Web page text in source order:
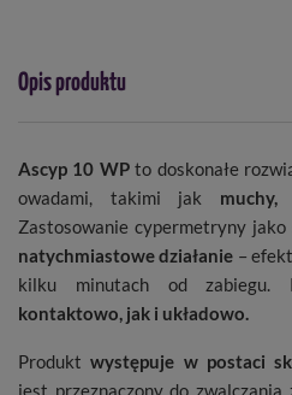
Opis produktu
Ascyp 10 WPto doskonałe
owadami, takimi jak
Zastosowanie cypermetryny
natychmiastowe działanie –
kilku minutach od
kontaktowo, jak i układowo.
Produktwystępuje w postaci
jest przeznaczony do